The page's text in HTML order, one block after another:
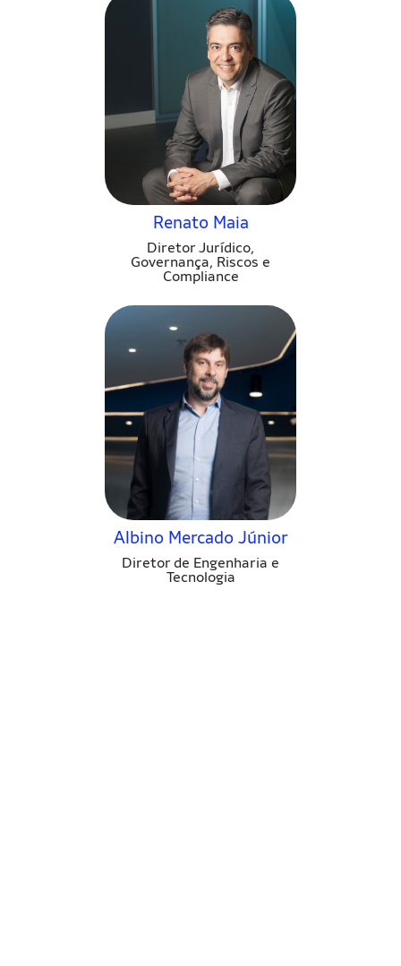
Renato Maia
Diretor Jurídico,
Governança, Riscos e
Compliance
Albino Mercado Júnior
Diretor de Engenharia e
Tecnologia